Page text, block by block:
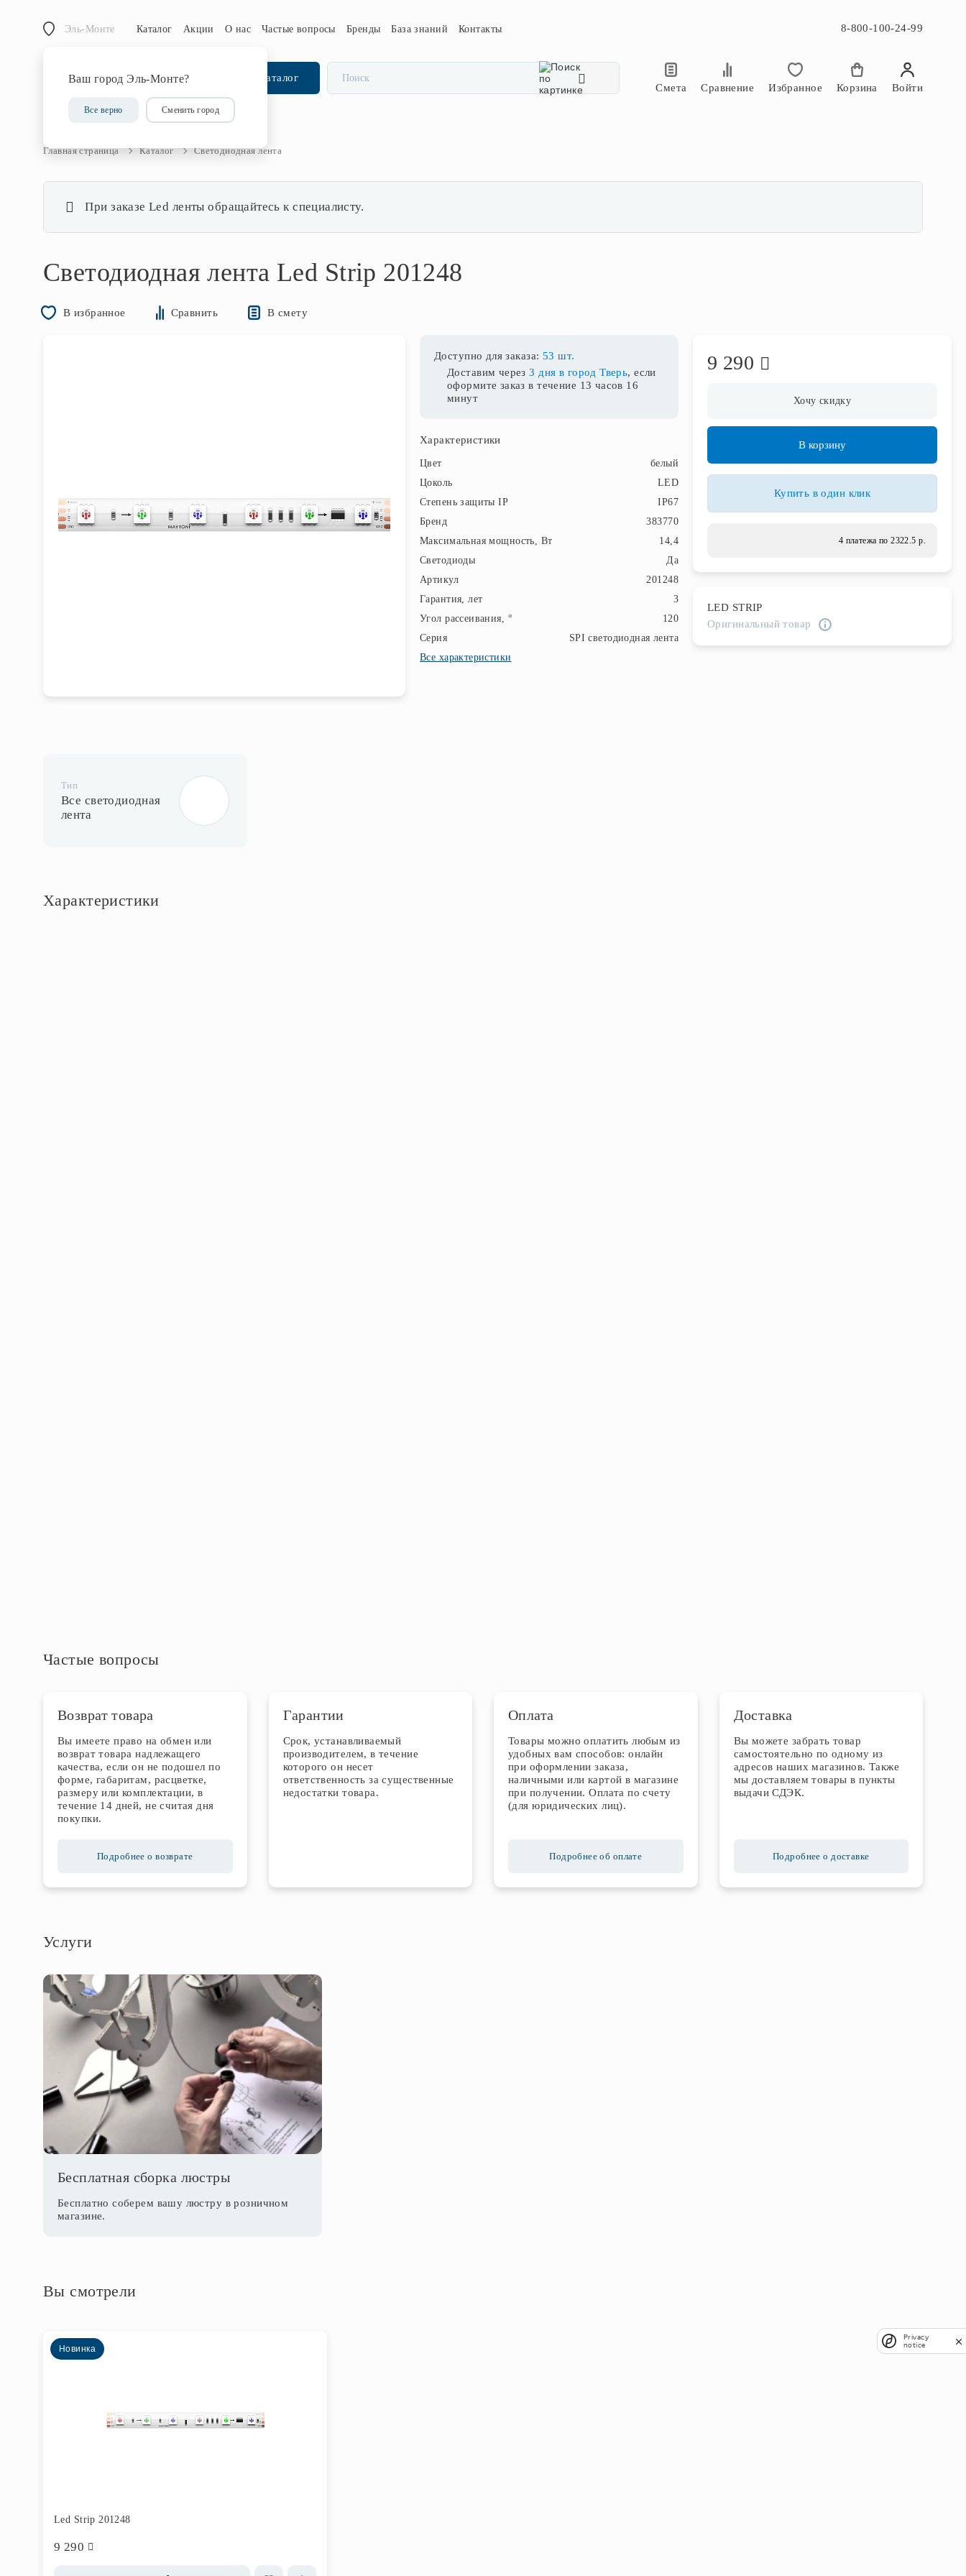
Эль-Монте
Ваш город Эль-Монте?
Все верно Сменить город
Каталог Акции О нас Частые вопросы Бренды База знаний Контакты 8-800-100-24-99
Каталог
Смета
Сравнение Избранное Корзина Войти
Главная страница Каталог Светодиодная лента
При заказе Led ленты обращайтесь к специалисту.
Светодиодная лента Led Strip 201248
В избранное Сравнить В смету
Доступно для заказа: 53 шт.
Доставим через3 дня в город Тверь, если
оформите заказ в течение 13 часов 16
минут
Характеристики
Цвет
белый
Цоколь
LED
Степень защиты IP
IP67
Бренд
383770
Максимальная мощность, Вт
14,4
Светодиоды
Да
Артикул
201248
Гарантия, лет
3
Угол рассеивания, °
120
Серия
SPI светодиодная лента
Все характеристики
9 290
Хочу скидку
В корзину
Купить в один клик
4 платежа по 2322.5 р.
LED STRIP
Оригинальный товар
Тип
Все светодиодная
лента
Характеристики
Частые вопросы
Возврат товара
Вы имеете право на обмен или
возврат товара надлежащего
качества, если он не подошел по
форме, габаритам, расцветке,
размеру или комплектации, в
течение 14 дней, не считая дня
покупки.
Подробнее о возврате
Гарантии
Срок, устанавливаемый
производителем, в течение
которого он несет
ответственность за существенные
недостатки товара.
Оплата
Товары можно оплатить любым из
удобных вам способов: онлайн
при оформлении заказа,
наличными или картой в магазине
при получении. Оплата по счету
(для юридических лиц).
Подробнее об оплате
Доставка
Вы можете забрать товар
самостоятельно по одному из
адресов наших магазинов. Также
мы доставляем товары в пункты
выдачи СДЭК.
Подробнее о доставке
Услуги
Бесплатная сборка люстры
Бесплатно соберем вашу люстру в розничном
магазине.
Вы смотрели
Новинка
Led Strip 201248
9 290
Privacy
notice